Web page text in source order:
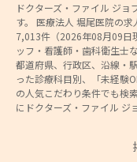
ドクターズ・ファイル ジ
す。 医療法人 堀尾医院の
7,013件（2026年08月09日
ッフ・看護師・歯科衛生士
都道府県、行政区、沿線・
った診療科目別、「未経験
の人気こだわり条件でも検
にドクターズ・ファイル ジ